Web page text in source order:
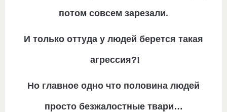
потом совсем зарезали.
И только оттуда у людей берется такая
агрессия?!
Но главное одно что половина людей
просто безжалостные твари…